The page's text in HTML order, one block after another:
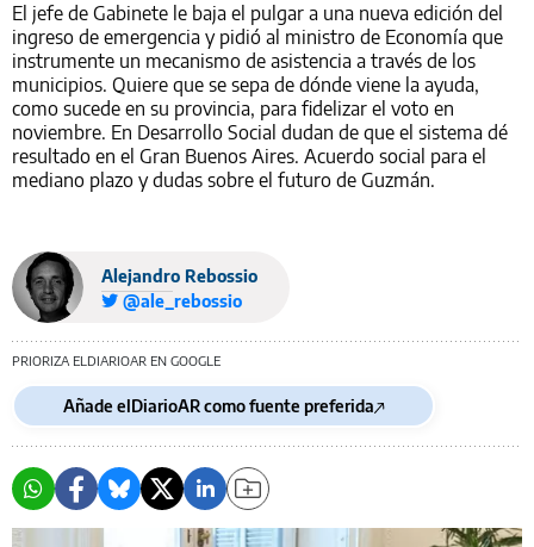
El jefe de Gabinete le baja el pulgar a una nueva edición del
ingreso de emergencia y pidió al ministro de Economía que
instrumente un mecanismo de asistencia a través de los
municipios. Quiere que se sepa de dónde viene la ayuda,
como sucede en su provincia, para fidelizar el voto en
noviembre. En Desarrollo Social dudan de que el sistema dé
resultado en el Gran Buenos Aires. Acuerdo social para el
mediano plazo y dudas sobre el futuro de Guzmán.
Alejandro Rebossio
@ale_rebossio
PRIORIZA ELDIARIOAR EN GOOGLE
Añade elDiarioAR como fuente preferida